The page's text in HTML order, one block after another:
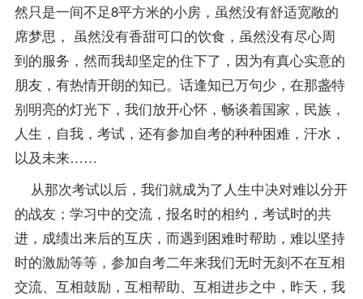
然只是一间不足8平方米的小房，虽然没有舒适宽敞的
席梦思， 虽然没有香甜可口的饮食，虽然没有尽心周
到的服务，然而我却坚定的住下了，因为有真心实意的
朋友，有热情开朗的知已。话逢知已万句少，在那盏特
别明亮的灯光下，我们放开心怀，畅谈着国家，民族，
人生，自我，考试，还有参加自考的种种困难，汗水，
以及未来……
从那次考试以后，我们就成为了人生中决对难以分开
的战友；学习中的交流， 报名时的相约，考试时的共
进， 成绩出来后的互庆，而遇到困难时帮助，难以坚持
时的激励等等，参加自考二年来我们无时无刻不在互相
交流、互相鼓励，互相帮助、互相进步之中，昨天，我